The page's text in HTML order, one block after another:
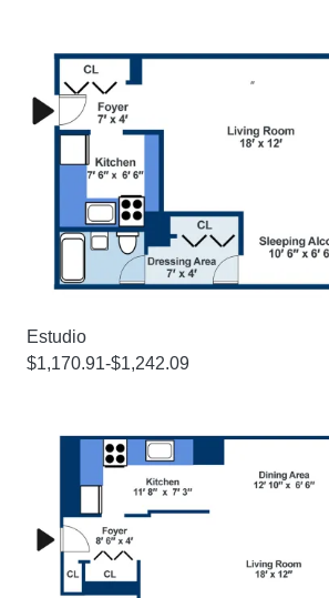
Estudio
$1,170.91-$1,242.09